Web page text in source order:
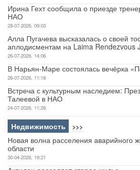
Ирина Гехт сообщила о приезде
НАО
28-07-2026, 09:03
Алла Пугачева высказалась о своей
аплодисментам на Laima Rendezvous
26-07-2026, 14:06
В Нарьян-Маре состоялась вечёрка
26-07-2026, 11:16
Встреча с культурным наследием:
Талеевой в НАО
24-07-2026, 11:26
Недвижимость >>>
Новая волна расселения аварийного
области
30-04-2026, 19:21